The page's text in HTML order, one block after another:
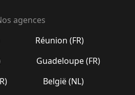
agences
Réunion (FR)
Guadeloupe (FR)
België (NL)